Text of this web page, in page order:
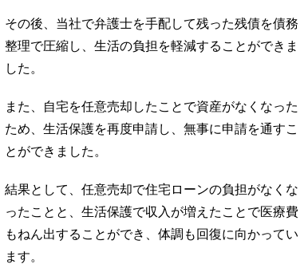
その後、当社で弁護士を手配して残った残債を債務
整理で圧縮し、生活の負担を軽減することができま
した。
また、自宅を任意売却したことで資産がなくなった
ため、生活保護を再度申請し、無事に申請を通すこ
とができました。
結果として、任意売却で住宅ローンの負担がなくな
ったことと、生活保護で収入が増えたことで医療費
もねん出することができ、体調も回復に向かってい
ます。